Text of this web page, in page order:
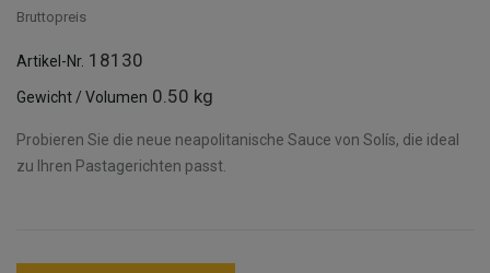
Bruttopreis
Artikel-Nr. 18130
Gewicht / Volumen 0.50 kg
Probieren Sie die neue neapolitanische Sauce von Solís, die ideal
zu Ihren Pastagerichten passt.